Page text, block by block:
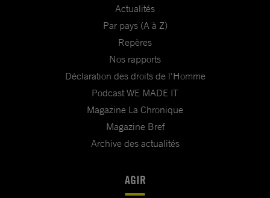
Actualités
Par pays (A à Z)
Repères
Nos rapports
Déclaration des droits de l'Homme
Podcast WE MADE IT
Magazine La Chronique
Magazine Bref
Archive des actualités
AGIR